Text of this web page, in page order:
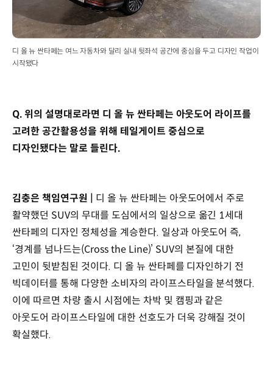
디 올 뉴 싼타페는 여느 자동차와 달리 실내 뒷좌석 공간에 중심을 두고 디자인 작업이
시작됐다
Q. 위의 설명대로라면 디 올 뉴 싼타페는 아웃도어 라이프를
고려한 공간활용성을 위해 테일게이트 중심으로
디자인됐다는 말로 들린다.
김충은 책임연구원 |
디 올 뉴 싼타페는 아웃도어에서 주로
활약했던 SUV의 무대를 도심에서의 일상으로 옮긴 1세대
싼타페의 디자인 정체성을 계승한다. 일상과 아웃도어 즉,
‘경계를 넘나드는(Cross the Line)’ SUV의 본질에 대한
고민이 뒷받침된 것이다. 디 올 뉴 싼타페를 디자인하기 전
빅데이터를 통해 다양한 소비자의 라이프스타일을 분석했다.
이에 따르면 차량 출시 시점에는 차박 및 캠핑과 같은
아웃도어 라이프스타일에 대한 선호도가 더욱 강해질 것이
확실했다.